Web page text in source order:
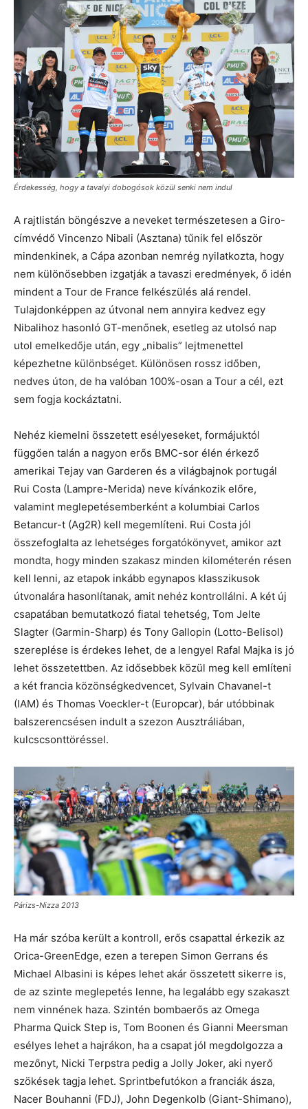
Érdekesség, hogy a tavalyi dobogósok közül senki nem indul
A rajtlistán böngészve a neveket természetesen a Giro-
címvédő Vincenzo Nibali (Asztana) tűnik fel először
mindenkinek, a Cápa azonban nemrég nyilatkozta, hogy
nem különösebben izgatják a tavaszi eredmények, ő idén
mindent a Tour de France felkészülés alá rendel.
Tulajdonképpen az útvonal nem annyira kedvez egy
Nibalihoz hasonló GT-menőnek, esetleg az utolsó nap
utol emelkedője után, egy „nibalis” lejtmenettel
képezhetne különbséget. Különösen rossz időben,
nedves úton, de ha valóban 100%-osan a Tour a cél, ezt
sem fogja kockáztatni.
Nehéz kiemelni összetett esélyeseket, formájuktól
függően talán a nagyon erős BMC-sor élén érkező
amerikai Tejay van Garderen és a világbajnok portugál
Rui Costa (Lampre-Merida) neve kívánkozik előre,
valamint meglepetésemberként a kolumbiai Carlos
Betancur-t (Ag2R) kell megemlíteni. Rui Costa jól
összefoglalta az lehetséges forgatókönyvet, amikor azt
mondta, hogy minden szakasz minden kilométerén résen
kell lenni, az etapok inkább egynapos klasszikusok
útvonalára hasonlítanak, amit nehéz kontrollálni. A két új
csapatában bemutatkozó fiatal tehetség, Tom Jelte
Slagter (Garmin-Sharp) és Tony Gallopin (Lotto-Belisol)
szereplése is érdekes lehet, de a lengyel Rafal Majka is jó
lehet összetettben. Az idősebbek közül meg kell említeni
a két francia közönségkedvencet, Sylvain Chavanel-t
(IAM) és Thomas Voeckler-t (Europcar), bár utóbbinak
balszerencsésen indult a szezon Ausztráliában,
kulcscsonttöréssel.
Párizs-Nizza 2013
Ha már szóba került a kontroll, erős csapattal érkezik az
Orica-GreenEdge, ezen a terepen Simon Gerrans és
Michael Albasini is képes lehet akár összetett sikerre is,
de az szinte meglepetés lenne, ha legalább egy szakaszt
nem vinnének haza. Szintén bombaerős az Omega
Pharma Quick Step is, Tom Boonen és Gianni Meersman
esélyes lehet a hajrákon, ha a csapat jól megdolgozza a
mezőnyt, Nicki Terpstra pedig a Jolly Joker, aki nyerő
szökések tagja lehet. Sprintbefutókon a franciák ásza,
Nacer Bouhanni (FDJ), John Degenkolb (Giant-Shimano),